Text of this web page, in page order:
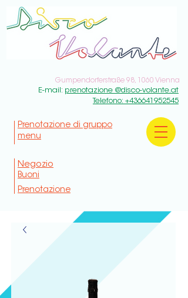
Gumpendorferstraße 98, 1060 Vienna
E-mail: prenotazione @disco-volante.at
Telefono: +436641952545
menu
Prenotazione di gruppo
Negozio
Buoni
Prenotazione